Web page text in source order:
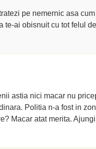
pe nemernic asa
ai obisnuit cu tot felul
astia nici macar nu
Politia n-a fost in
Macar atat merita.